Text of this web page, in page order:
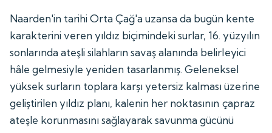
Naarden'in tarihi Orta Çağ'a uzansa da bugün kente
karakterini veren yıldız biçimindeki surlar, 16. yüzyılın
sonlarında ateşli silahların savaş alanında belirleyici
hâle gelmesiyle yeniden tasarlanmış. Geleneksel
yüksek surların toplara karşı yetersiz kalması üzerine
geliştirilen yıldız planı, kalenin her noktasının çapraz
ateşle korunmasını sağlayarak savunma gücünü